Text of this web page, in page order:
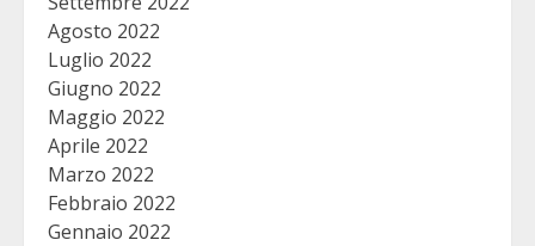
Agosto 2022
Luglio 2022
Giugno 2022
Maggio 2022
Aprile 2022
Marzo 2022
Febbraio 2022
Gennaio 2022